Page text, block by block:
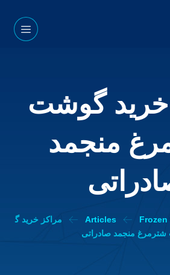
خرید گوشت
منجمد
Articles
مراکز خرید گ
منجمد صادراتی